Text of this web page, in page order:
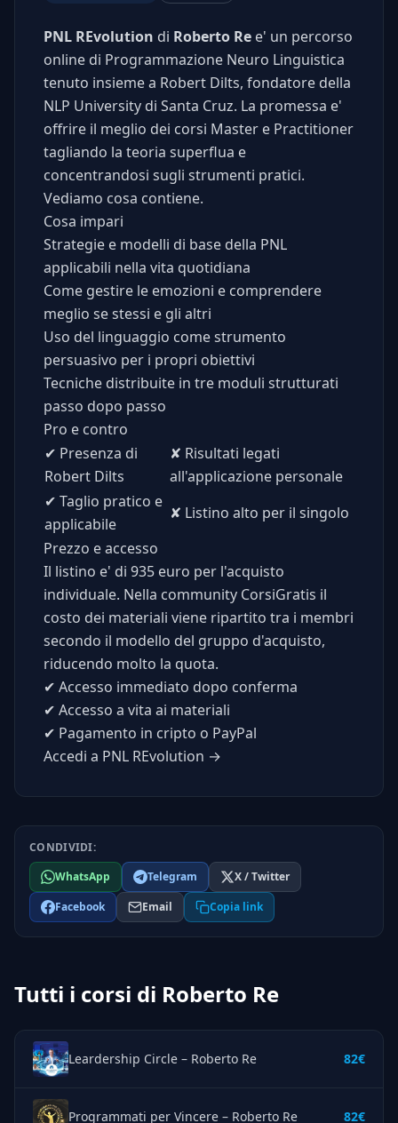
PNL REvolution di Roberto Re e' un percorso
online di Programmazione Neuro Linguistica
tenuto insieme a Robert Dilts, fondatore della
NLP University di Santa Cruz. La promessa e'
offrire il meglio dei corsi Master e Practitioner
tagliando la teoria superflua e
concentrandosi sugli strumenti pratici.
Vediamo cosa contiene.
Cosa impari
Strategie e modelli di base della PNL
applicabili nella vita quotidiana
Come gestire le emozioni e comprendere
meglio se stessi e gli altri
Uso del linguaggio come strumento
persuasivo per i propri obiettivi
Tecniche distribuite in tre moduli strutturati
passo dopo passo
Pro e contro
✔ Presenza di
Robert Dilts
✘ Risultati legati
all'applicazione personale
✔ Taglio pratico e
applicabile
✘ Listino alto per il singolo
Prezzo e accesso
Il listino e' di 935 euro per l'acquisto
individuale. Nella community CorsiGratis il
costo dei materiali viene ripartito tra i membri
secondo il modello del gruppo d'acquisto,
riducendo molto la quota.
✔ Accesso immediato dopo conferma
✔ Accesso a vita ai materiali
✔ Pagamento in cripto o PayPal
Accedi a PNL REvolution →
CONDIVIDI:
WhatsApp
Telegram
X / Twitter
Facebook
Email Copia link
Tutti i corsi di Roberto Re
Leardership Circle – Roberto Re 82€
Programmati per Vincere – Roberto Re 82€